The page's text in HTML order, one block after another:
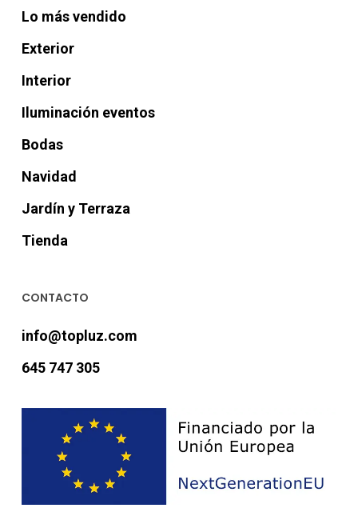
Lo más vendido
Exterior
Interior
Iluminación eventos
Bodas
Navidad
Jardín y Terraza
Tienda
CONTACTO
info@topluz.com
645 747 305